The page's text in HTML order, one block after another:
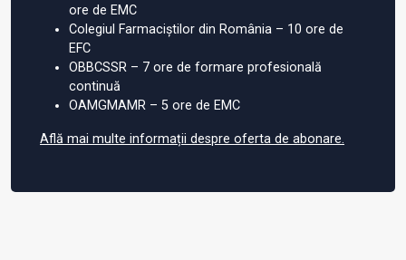
ore de EMC
Colegiul Farmaciștilor din România – 10 ore de
EFC
OBBCSSR – 7 ore de formare profesională
continuă
OAMGMAMR – 5 ore de EMC
Află mai multe informații despre oferta de abonare.